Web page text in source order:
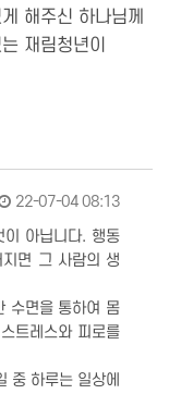
해주신 하나님께
재림청년이
22-07-04 08:13
이 아닙니다. 행동
면 그 사람의 생
수면을 통하여 몸
트레스와 피로를
중 하루는 일상에